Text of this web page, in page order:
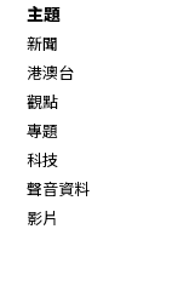
主題
新聞
港澳台
觀點
專題
科技
聲音資料
影片